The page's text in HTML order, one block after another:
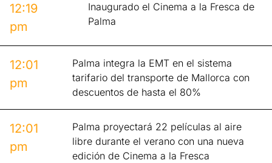
12:19
pm
Inaugurado el Cinema a la Fresca de
Palma
12:01
pm
Palma integra la EMT en el sistema
tarifario del transporte de Mallorca con
descuentos de hasta el 80%
12:01
pm
Palma proyectará 22 películas al aire
libre durante el verano con una nueva
edición de Cinema a la Fresca